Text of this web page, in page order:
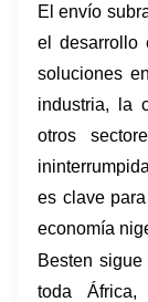
El envío
el desarrollo
soluciones
industria, la
otros
es clave
economía
Besten
toda África,